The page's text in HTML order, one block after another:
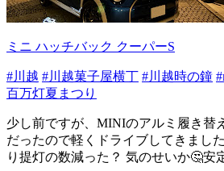
ミニ ハッチバック クーパーS
#川越 #川越菓子屋横丁 #川越時の鐘
百万灯夏まつり
少し前ですが、MINIのアルミ履き替
だったので軽くドライブしてきまし
り提灯の数減った？ 気のせいか🤔安